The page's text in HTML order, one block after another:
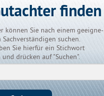
finden
können Sie nach einem geeigne-
Sachverständigen suchen.
Sie hierfür ein Stichwort
und drücken auf "Suchen".